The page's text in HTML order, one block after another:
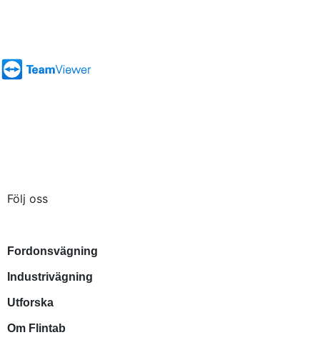
Följ oss
Fordonsvägning
Industrivägning
Utforska
Om Flintab